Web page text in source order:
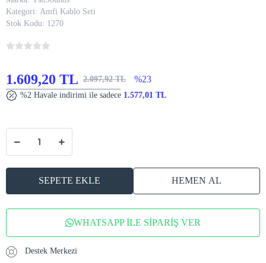
Kategori: Amfi Kablo Seti
Stok Kodu: 1270
1.609,20 TL 2.097,92 TL %23
%2 Havale indirimi ile sadece 1.577,01 TL
SEPETE EKLE HEMEN AL
WHATSAPP İLE SİPARİŞ VER
Destek Merkezi